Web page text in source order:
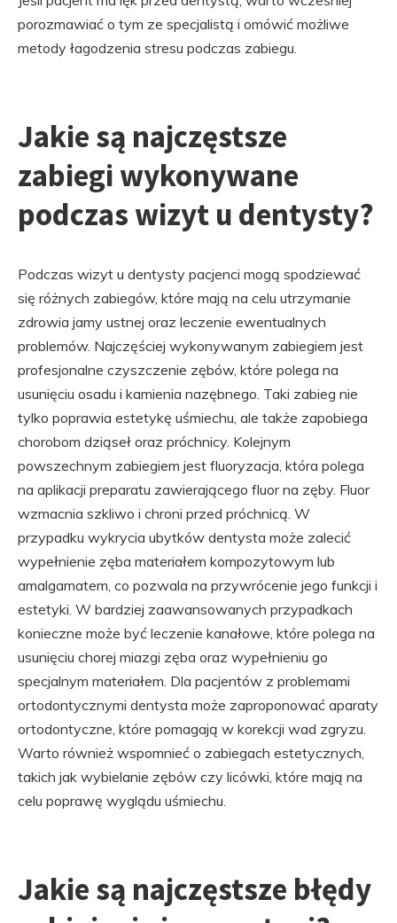
porozmawiać o tym ze specjalistą i omówić możliwe
metody łagodzenia stresu podczas zabiegu.
Jakie są najczęstsze
zabiegi wykonywane
podczas wizyt u dentysty?
Podczas wizyt u dentysty pacjenci mogą spodziewać
się różnych zabiegów, które mają na celu utrzymanie
zdrowia jamy ustnej oraz leczenie ewentualnych
problemów. Najczęściej wykonywanym zabiegiem jest
profesjonalne czyszczenie zębów, które polega na
usunięciu osadu i kamienia nazębnego. Taki zabieg nie
tylko poprawia estetykę uśmiechu, ale także zapobiega
chorobom dziąseł oraz próchnicy. Kolejnym
powszechnym zabiegiem jest fluoryzacja, która polega
na aplikacji preparatu zawierającego fluor na zęby. Fluor
wzmacnia szkliwo i chroni przed próchnicą. W
przypadku wykrycia ubytków dentysta może zalecić
wypełnienie zęba materiałem kompozytowym lub
amalgamatem, co pozwala na przywrócenie jego funkcji i
estetyki. W bardziej zaawansowanych przypadkach
konieczne może być leczenie kanałowe, które polega na
usunięciu chorej miazgi zęba oraz wypełnieniu go
specjalnym materiałem. Dla pacjentów z problemami
ortodontycznymi dentysta może zaproponować aparaty
ortodontyczne, które pomagają w korekcji wad zgryzu.
Warto również wspomnieć o zabiegach estetycznych,
takich jak wybielanie zębów czy licówki, które mają na
celu poprawę wyglądu uśmiechu.
Jakie są najczęstsze błędy